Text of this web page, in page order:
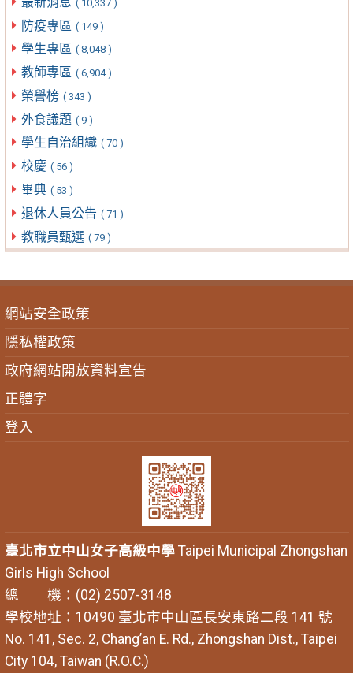
( 10,337 )
防疫專區 ( 149 )
學生專區 ( 8,048 )
教師專區 ( 6,904 )
榮譽榜 ( 343 )
外食議題 ( 9 )
學生自治組織 ( 70 )
校慶 ( 56 )
畢典 ( 53 )
退休人員公告 ( 71 )
教職員甄選 ( 79 )
網站安全政策
隱私權政策
政府網站開放資料宣告
正體字
登入
臺北市立中山女子高級中學Taipei Municipal Zhongshan
Girls High School
總 機：(02) 2507-3148
學校地址：10490 臺北市中山區長安東路二段 141 號
No. 141, Sec. 2, Chang’an E. Rd., Zhongshan Dist., Taipei
City 104, Taiwan (R.O.C.)